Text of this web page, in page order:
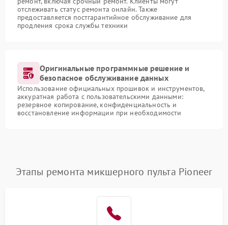
отслеживать статус ремонта онлайн. Также
предоставляется постгарантийное обслуживание для
продления срока службы техники
Оригинальные программные решение и
безопасное обслуживание данных
Использование официальных прошивок и инструментов,
аккуратная работа с пользовательскими данными:
резервное копирование, конфиденциальность и
восстановление информации при необходимости
Этапы ремонта микшерного пульта Pioneer